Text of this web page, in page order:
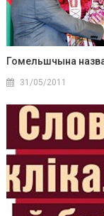
Гомельшчына
31/05/2011